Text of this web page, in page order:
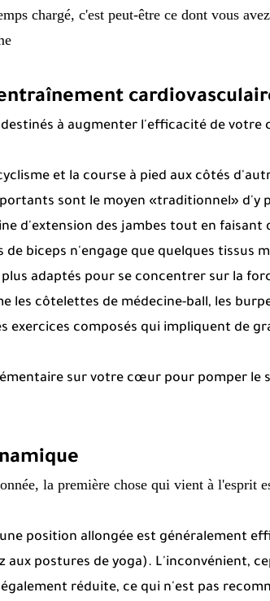
chargé, c'est peut-être ce dont vous
à augmenter l'efficacité de votre
et la course à pied aux côtés
sont le moyen «traditionnel» d'y
d'extension des jambes tout en faisant
biceps n'engage que quelques tissus
adaptés pour se concentrer sur la
les côtelettes de médecine-ball, les
exercices composés qui impliquent de
sur votre cœur pour pomper le
la première chose qui vient à l'esprit
position allongée est généralement
aux postures de yoga). L'inconvénient,
réduite, ce qui n'est pas